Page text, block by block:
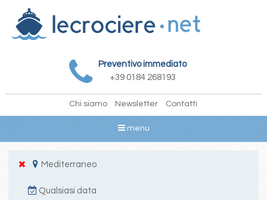
Preventivo immediato
+39 0184 268193
Chi siamo Newsletter Contatti
menu
Mediterraneo
Qualsiasi data